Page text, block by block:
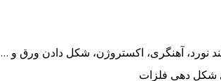
نورد، آهنگری، اکستروژن، شکل دادن ورق و …
شکل دهی فلزات